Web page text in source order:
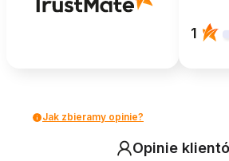
1
Jak zbieramy opinie?
Opinie